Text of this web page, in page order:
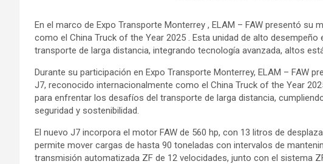
En el marco de Expo Transporte Monterrey , ELAM – FAW presentó su
como el China Truck of the Year 2025 . Esta unidad de alto
transporte de larga distancia, integrando tecnología avanzada, altos
Durante su participación en Expo Transporte Monterrey, ELAM – FAW
J7, reconocido internacionalmente como el China Truck of the Year
para enfrentar los desafíos del transporte de larga distancia,
seguridad y sostenibilidad.
El nuevo J7 incorpora el motor FAW de 560 hp, con 13 litros de
permite mover cargas de hasta 90 toneladas con intervalos de
transmisión automatizada ZF de 12 velocidades, junto con el sistema